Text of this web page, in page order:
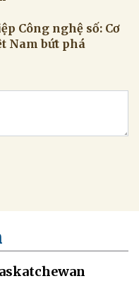
Công nghệ số: Cơ
Nam bứt phá